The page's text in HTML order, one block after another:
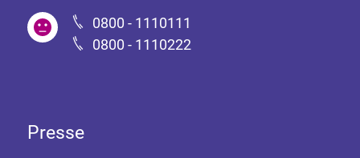
0800 - 1110111
0800 - 1110222
Presse